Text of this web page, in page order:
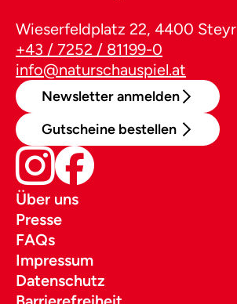
Wieserfeldplatz 22, 4400 Steyr
+43 / 7252 / 81199-0
info@naturschauspiel.at
Newsletter anmelden
Gutscheine bestellen
Über uns
Presse
FAQs
Impressum
Datenschutz